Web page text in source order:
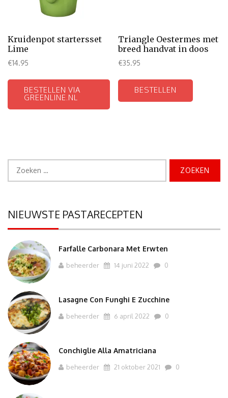
Kruidenpot startersset
Lime
€14.95
BESTELLEN VIA
GREENLINE.NL
Triangle Oestermes met
breed handvat in doos
€35.95
BESTELLEN
NIEUWSTE PASTARECEPTEN
Farfalle Carbonara Met Erwten
beheerder 14 juni 2022 0
Lasagne Con Funghi E Zucchine
beheerder 6 april 2022 0
Conchiglie Alla Amatriciana
beheerder 21 oktober 2021 0